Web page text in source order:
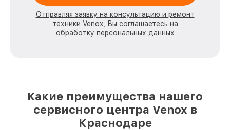
Отправляя заявку на консультацию и ремонт
техники Venox, Вы соглашаетесь на
обработку персональных данных
Какие преимущества нашего
сервисного центра Venox в
Краснодаре